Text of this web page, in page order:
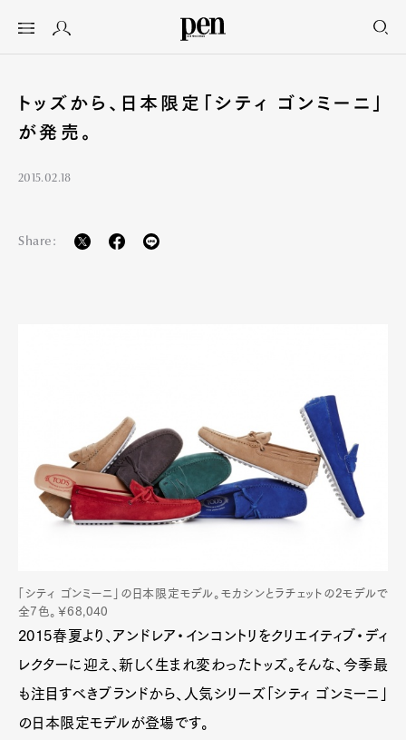
トッズから、日本限定「シティ ゴンミーニ」
が発売。
2015.02.18
Share:
「シティ ゴンミーニ」の日本限定モデル。モカシンとラチェットの2モデルで
全7色。￥68,040
2015春夏より、アンドレア・インコントリをクリエイティブ・ディ
レクターに迎え、新しく生まれ変わったトッズ。そんな、今季最
も注目すべきブランドから、人気シリーズ「シティ ゴンミーニ」
の日本限定モデルが登場です。